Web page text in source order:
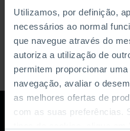
Utilizamos, por definição,
necessários ao normal
que navegue através do
autoriza a utilização de
permitem proporcionar
navegação, avaliar o
as melhores ofertas de
com as suas preferências.